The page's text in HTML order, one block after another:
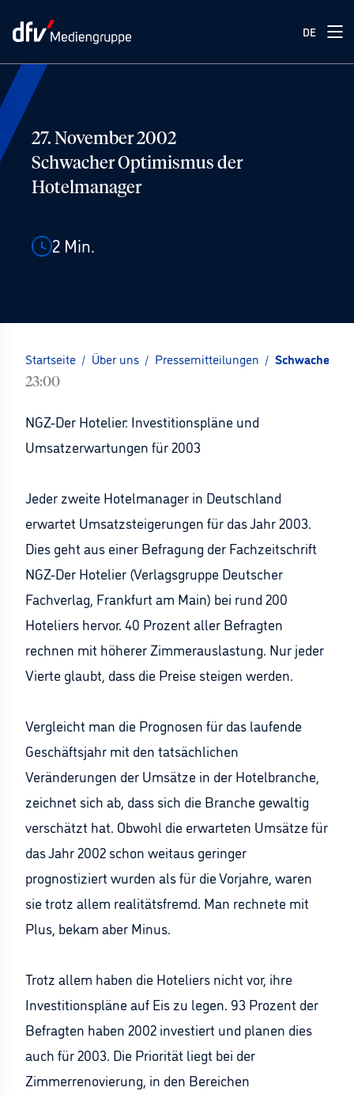
DE
27. November 2002
Schwacher Optimismus der
Hotelmanager
2 Min.
Startseite / Über uns / Pressemitteilungen / Schwacher
23:00
NGZ-Der Hotelier: Investitionspläne und
Umsatzerwartungen für 2003
Jeder zweite Hotelmanager in Deutschland
erwartet Umsatzsteigerungen für das Jahr 2003.
Dies geht aus einer Befragung der Fachzeitschrift
NGZ-Der Hotelier (Verlagsgruppe Deutscher
Fachverlag, Frankfurt am Main) bei rund 200
Hoteliers hervor. 40 Prozent aller Befragten
rechnen mit höherer Zimmerauslastung. Nur jeder
Vierte glaubt, dass die Preise steigen werden.
Vergleicht man die Prognosen für das laufende
Geschäftsjahr mit den tatsächlichen
Veränderungen der Umsätze in der Hotelbranche,
zeichnet sich ab, dass sich die Branche gewaltig
verschätzt hat. Obwohl die erwarteten Umsätze für
das Jahr 2002 schon weitaus geringer
prognostiziert wurden als für die Vorjahre, waren
sie trotz allem realitätsfremd. Man rechnete mit
Plus, bekam aber Minus.
Trotz allem haben die Hoteliers nicht vor, ihre
Investitionspläne auf Eis zu legen. 93 Prozent der
Befragten haben 2002 investiert und planen dies
auch für 2003. Die Priorität liegt bei der
Zimmerrenovierung, in den Bereichen